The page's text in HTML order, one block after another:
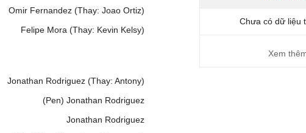
Omir Fernandez (Thay: Joao Ortiz)
Felipe Mora (Thay: Kevin Kelsy)
Jonathan Rodriguez (Thay: Antony)
(Pen) Jonathan Rodriguez
Jonathan Rodriguez
Chưa có dữ liệu
Xem